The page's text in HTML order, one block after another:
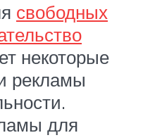
свободных
некоторые
рекламы
для